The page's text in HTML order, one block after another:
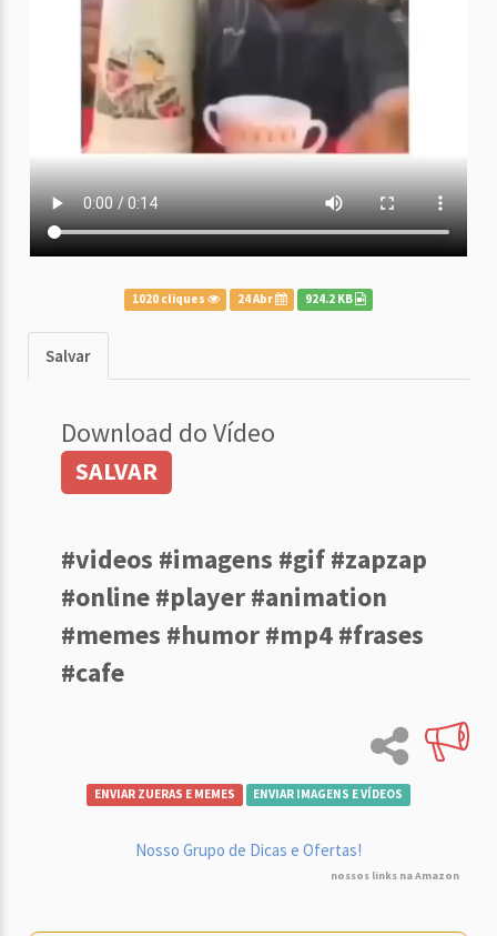
1020 cliques 24 Abr 924.2 KB
Salvar
Download do Vídeo
SALVAR
#videos #imagens #gif #zapzap
#online #player #animation
#memes #humor #mp4 #frases
#cafe
ENVIAR ZUERAS E MEMES ENVIAR IMAGENS E VÍDEOS
Nosso Grupo de Dicas e Ofertas!
nossos links na Amazon